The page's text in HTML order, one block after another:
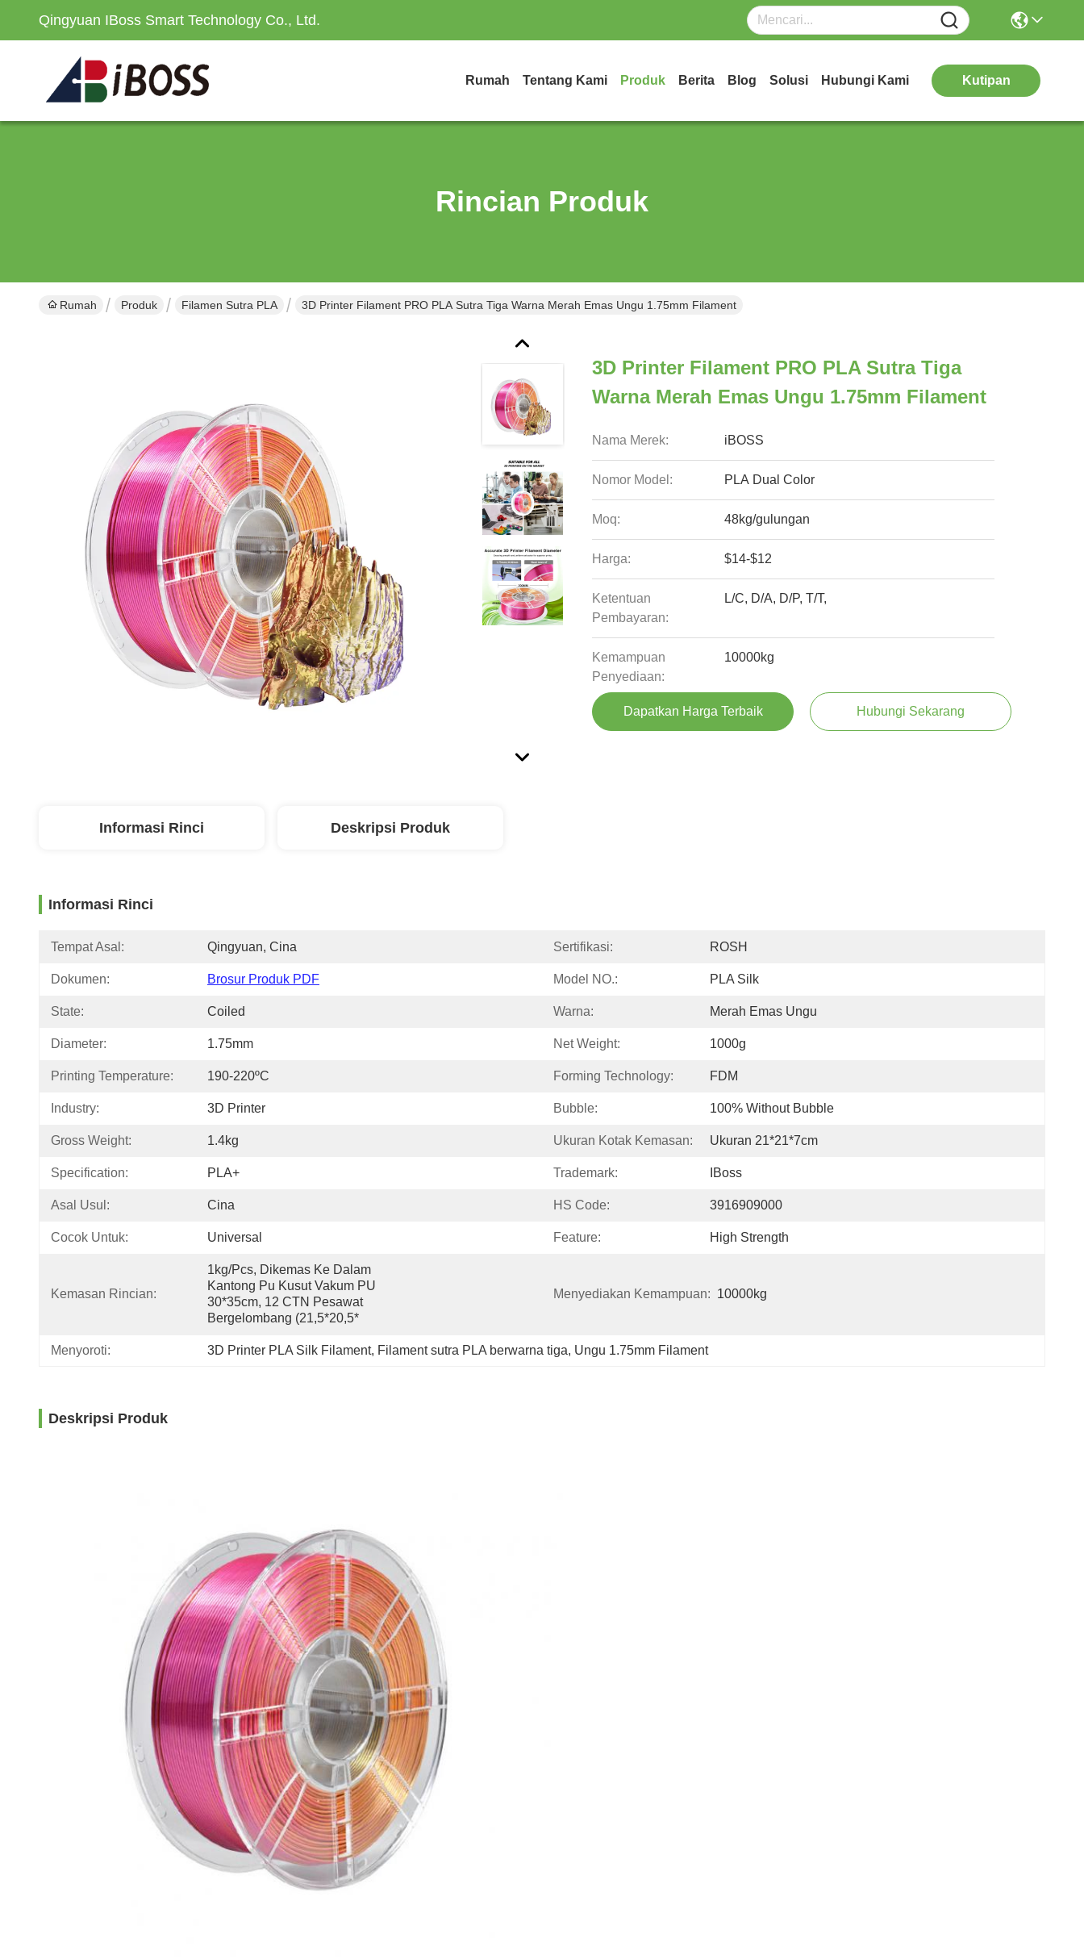
Qingyuan IBoss Smart Technology Co., Ltd.
Rumah Tentang Kami Produk Berita Blog Solusi Hubungi Kami Kutipan
Rincian Produk
Rumah Produk Filamen Sutra PLA 3D Printer Filament PRO PLA Sutra Tiga Warna Merah Emas Ungu 1.75mm Filament
3D Printer Filament PRO PLA Sutra Tiga
Warna Merah Emas Ungu 1.75mm Filament
Nama Merek: iBOSS
Nomor Model: PLA Dual Color
Moq: 48kg/gulungan
Harga: $14-$12
Ketentuan
Pembayaran:
L/C, D/A, D/P, T/T,
Kemampuan
Penyediaan:
10000kg
Dapatkan Harga Terbaik Hubungi Sekarang
Informasi Rinci Deskripsi Produk
Informasi Rinci
Tempat Asal: Qingyuan, Cina Sertifikasi: ROSH
Dokumen: Brosur Produk PDF Model NO.: PLA Silk
State: Coiled Warna: Merah Emas Ungu
Diameter: 1.75mm Net Weight: 1000g
Printing Temperature: 190-220ºC Forming Technology: FDM
Industry: 3D Printer Bubble: 100% Without Bubble
Gross Weight: 1.4kg Ukuran Kotak Kemasan: Ukuran 21*21*7cm
Specification: PLA+ Trademark: IBoss
Asal Usul: Cina HS Code: 3916909000
Cocok Untuk: Universal Feature: High Strength
Kemasan Rincian:
1kg/pcs, Dikemas Ke Dalam
Kantong Pu Kusut Vakum PU
30*35cm, 12 CTN Pesawat
Bergelombang (21,5*20,5*
Menyediakan Kemampuan: 10000kg
Menyoroti: 3D Printer PLA Silk Filament, Filament sutra PLA berwarna tiga, Ungu 1.75mm Filament
Deskripsi Produk